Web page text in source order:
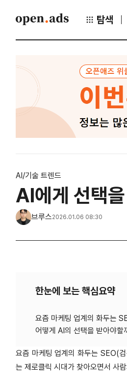
탐색
AI/기술 트렌드
AI에게 선택
브루스2026.01.06 08:30
한눈에 보는 핵심요약
요즘 마케팅 업계의 화두는
요즘 마케팅 업계의 화두는 SEO(
는 제로클릭 시대가 찾아오면서 사